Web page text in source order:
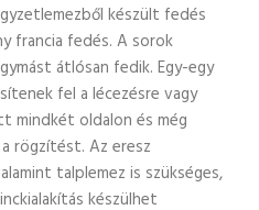
készült fedés
francia fedés. A sorok
átlósan fedik. Egy-egy
fel a lécezésre vagy
mindkét oldalon és még
rögzítést. Az eresz
talplemez is szükséges,
készülhet